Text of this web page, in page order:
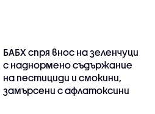
БАБХ спря внос на зеленчуци
с наднормено съдържание
на пестициди и смокини,
замърсени с афлатоксини